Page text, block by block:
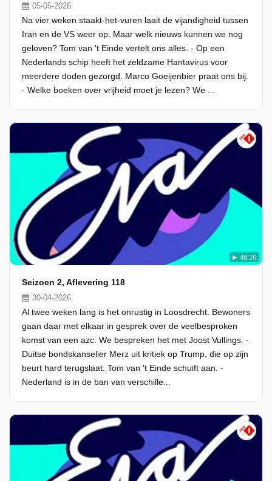
05-05-2026
Na vier weken staakt-het-vuren laait de vijandigheid tussen
Iran en de VS weer op. Maar welk nieuws kunnen we nog
geloven? Tom van 't Einde vertelt ons alles. - Op een
Nederlands schip heeft het zeldzame Hantavirus voor
meerdere doden gezorgd. Marco Goeijenbier praat ons bij.
- Welke boeken over vrijheid moet je lezen? We ...
48:26
Seizoen 2, Aflevering 118
30-04-2026
Al twee weken lang is het onrustig in Loosdrecht. Bewoners
gaan daar met elkaar in gesprek over de veelbesproken
komst van een azc. We bespreken het met Joost Vullings. -
Duitse bondskanselier Merz uit kritiek op Trump, die op zijn
beurt hard terugslaat. Tom van 't Einde schuift aan. -
Nederland is in de ban van verschille...